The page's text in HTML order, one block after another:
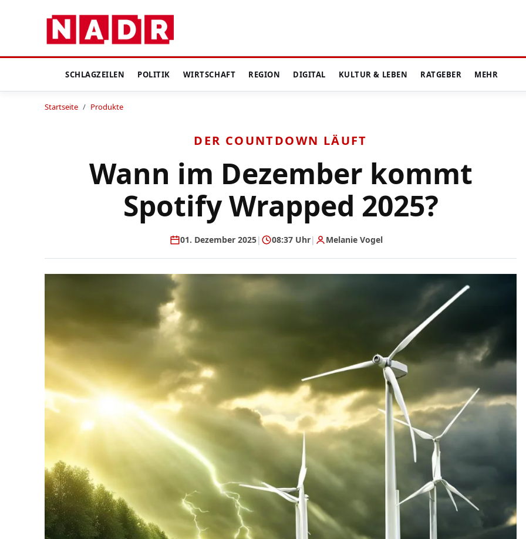
SCHLAGZEILEN POLITIK WIRTSCHAFT REGION DIGITAL KULTUR & LEBEN RATGEBER MEHR
Startseite / Produkte
DER COUNTDOWN LÄUFT
Wann im Dezember kommt
Spotify Wrapped 2025?
01. Dezember 2025| 08:37 Uhr| Melanie Vogel